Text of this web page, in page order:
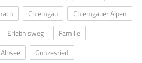
Chiemgau
Chiemgauer Alpen
Erlebnisweg
Familie
Gunzesried